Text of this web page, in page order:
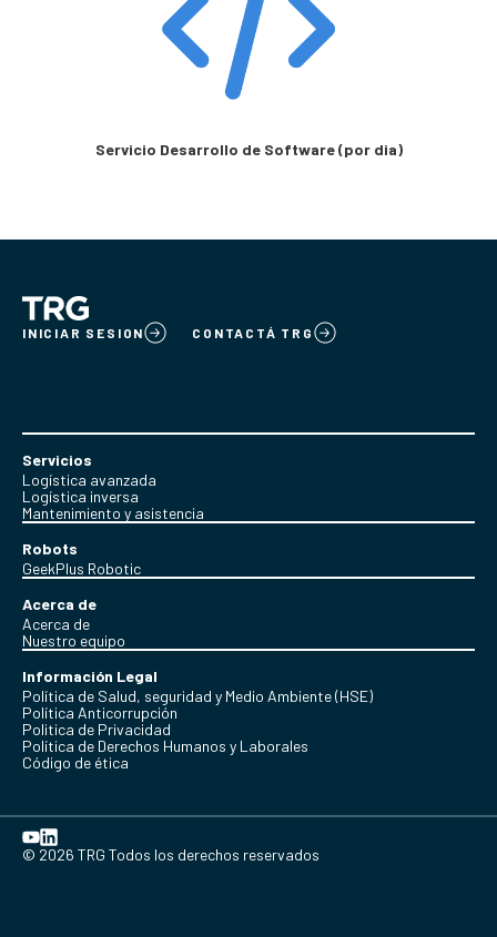
Servicio Desarrollo de Software (por dia)
INICIAR SESION CONTACTÁ TRG
Servicios
Logística avanzada
Logística inversa
Mantenimiento y asistencia
Robots
GeekPlus Robotic
Acerca de
Acerca de
Nuestro equipo
Información Legal
Política de Salud, seguridad y Medio Ambiente (HSE)
Política Anticorrupción
Politica de Privacidad
Política de Derechos Humanos y Laborales
Código de ética
© 2026 TRG Todos los derechos reservados